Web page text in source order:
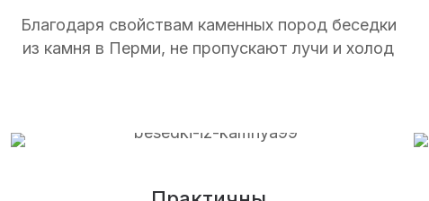
Благодаря свойствам каменных пород беседки
из камня в Перми, не пропускают лучи и холод